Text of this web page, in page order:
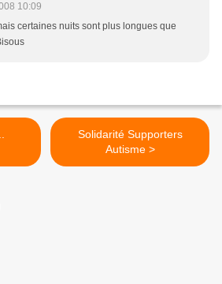
10:09
certaines nuits sont plus longues que
Solidarité Supporters
Autisme >